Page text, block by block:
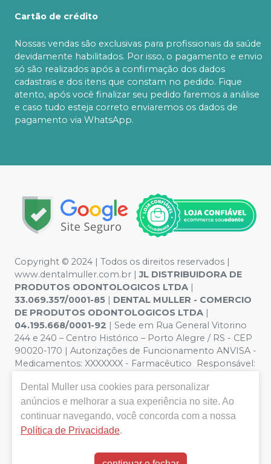
Cartão de crédito
Nossas vendas são exclusivas para profissionais da saúde
devidamente habilitados. Por isso, o pagamento e envio
só são realizados após a confirmação dos dados
cadastrais e dos itens que constam no pedido. Fique
atento, após você finalizar seu pedido faremos a análise
e caso tudo esteja correto enviaremos os dados de
pagamento via WhatsApp.
Copyright © 2024 | Todos os direitos reservados |
www.dentalmuller.com.br |JL DISTRIBUIDORA DE
PRODUTOS ODONTOLOGICOS LTDA |
33.069.357/0001-85 | DENTAL MULLER - COMERCIO
DE PRODUTOS ODONTOLOGICOS LTDA |
04.195.668/0001-92 | Sede em Rua General Vitorino
244 e 240 – Centro Histórico – Porto Alegre / RS - CEP
90020-170 | Autorizações de Funcionamento ANVISA -
Medicamentos: XXXXXXX - Farmacêutico Responsável:
Segurança - Fotos meramente ilustrativas - Os preços e
condições da loja virtual estão sujeitos a alterações. Em
caso de divergência de preços no site, o valor válido é o
do Carrinho de Compra. Não vendemos por atacado,
compras de grandes volumes pelo site.
Dental Muller usa cookies para personalizar
anúncios e melhorar a sua experiência no site. Ao
continuar navegando, você concorda com a nossa
Política de Privacidade.